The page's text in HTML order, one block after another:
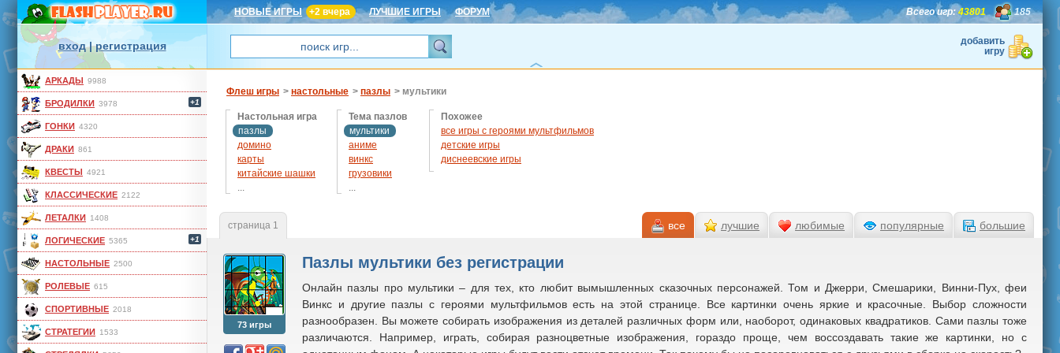
НОВЫЕ ИГРЫ +2 вчера ЛУЧШИЕ ИГРЫ ФОРУМ 185
Всего игр:43801
вход|регистрация
добавить
игру
АРКАДЫ 9988
БРОДИЛКИ 3978 +1
ГОНКИ 4320
ДРАКИ 861
КВЕСТЫ 4921
КЛАССИЧЕСКИЕ 2122
ЛЕТАЛКИ 1408
ЛОГИЧЕСКИЕ 5365 +1
НАСТОЛЬНЫЕ 2500
РОЛЕВЫЕ 615
СПОРТИВНЫЕ 2018
СТРАТЕГИИ 1533
Флеш игры > настольные > пазлы > мультики
Настольная игра
пазлы
домино
карты
китайские шашки
...
крестики-нолики
кубик рубик
меморина
монополия
морской бой
напёрстки
нарды
пятнашки
реверси
Тема пазлов
мультики
аниме
винкс
грузовики
...
машины
микки маус
новогодние
пейзажи
природа
супергерои
Похожее
все игры с героями мультфильмов
детские игры
диснеевские игры
Пазлы мультики без регистрации
Онлайн пазлы про мультики – для тех, кто любит вымышленных сказочных персонажей. Том и Джерри, Смешарики, Винни-Пух, феи
Винкс и другие пазлы с героями мультфильмов есть на этой странице. Все картинки очень яркие и красочные. Выбор сложности
разнообразен. Вы можете собирать изображения из деталей различных форм или, наоборот, одинаковых квадратиков. Сами пазлы тоже
различаются. Например, играть, собирая разноцветные изображения, гораздо проще, чем воссоздавать такие же картинки, но с
73 игры
все лучшие любимые популярные большие
страница 1